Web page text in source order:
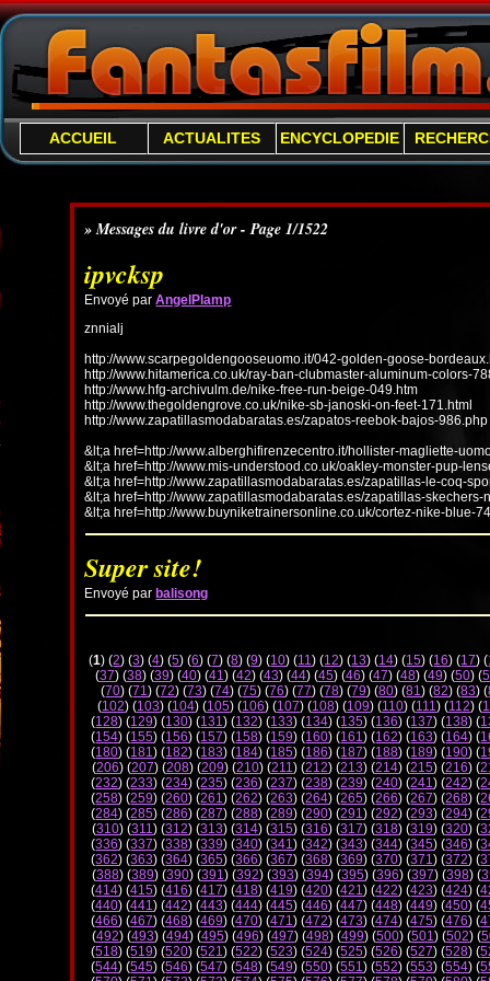
ACCUEIL ACTUALITES ENCYCLOPEDIE
» Messages du livre d'or - Page 1/1522
ipvcksp
Envoyé parAngelPlamp
znnialj
http://www.scarpegoldengooseuomo.it/042-golden-goose-
http://www.hitamerica.co.uk/ray-ban-clubmaster-aluminum-colors-
http://www.hfg-archivulm.de/nike-free-run-beige-049.htm
http://www.thegoldengrove.co.uk/nike-sb-janoski-on-feet-171.html
http://www.zapatillasmodabaratas.es/zapatos-reebok-bajos-986.php
&lt;a href=http://www.alberghifirenzecentro.it/hollister-magliette-
&lt;a href=http://www.mis-understood.co.uk/oakley-monster-pup-
&lt;a href=http://www.zapatillasmodabaratas.es/zapatillas-le-coq-
&lt;a href=http://www.zapatillasmodabaratas.es/zapatillas-
&lt;a href=http://www.buyniketrainersonline.co.uk/cortez-nike-blue-
Super site!
Envoyé par balisong
(1) (2) (3) (4) (5) (6) (7) (8) (9) (10) (11) (12) (13) (14) (15) (16) (17) (
(37) (38) (39) (40) (41) (42) (43) (44) (45) (46) (47) (48) (49) (50) (
(70) (71) (72) (73) (74) (75) (76) (77) (78) (79) (80) (81) (82) (83) (
(102) (103) (104) (105) (106) (107) (108) (109) (110) (111) (112) (
(128) (129) (130) (131) (132) (133) (134) (135) (136) (137) (138) (
(154) (155) (156) (157) (158) (159) (160) (161) (162) (163) (164) (
(180) (181) (182) (183) (184) (185) (186) (187) (188) (189) (190) (
(206) (207) (208) (209) (210) (211) (212) (213) (214) (215) (216) (
(232) (233) (234) (235) (236) (237) (238) (239) (240) (241) (242) (
(258) (259) (260) (261) (262) (263) (264) (265) (266) (267) (268) (
(284) (285) (286) (287) (288) (289) (290) (291) (292) (293) (294) (
(310) (311) (312) (313) (314) (315) (316) (317) (318) (319) (320) (
(336) (337) (338) (339) (340) (341) (342) (343) (344) (345) (346) (
(362) (363) (364) (365) (366) (367) (368) (369) (370) (371) (372) (
(388) (389) (390) (391) (392) (393) (394) (395) (396) (397) (398) (
(414) (415) (416) (417) (418) (419) (420) (421) (422) (423) (424) (
(440) (441) (442) (443) (444) (445) (446) (447) (448) (449) (450) (
(466) (467) (468) (469) (470) (471) (472) (473) (474) (475) (476) (
(492) (493) (494) (495) (496) (497) (498) (499) (500) (501) (502) (
(518) (519) (520) (521) (522) (523) (524) (525) (526) (527) (528) (
(544) (545) (546) (547) (548) (549) (550) (551) (552) (553) (554) (